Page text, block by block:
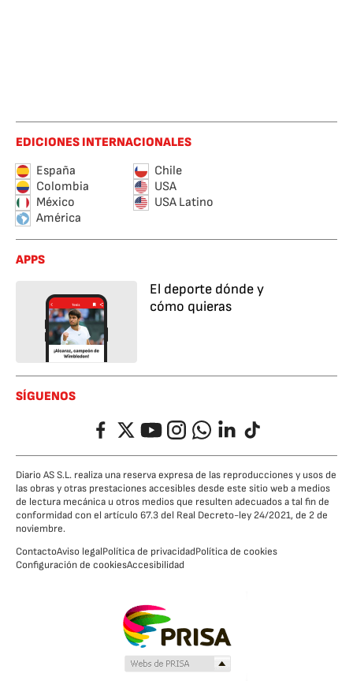
EDICIONES INTERNACIONALES
España
Chile
Colombia
USA
México
USA Latino
América
APPS
El deporte dónde y
cómo quieras
SÍGUENOS
FacebookTwitterYouTubeInstagramWhatsappLinkedIn
TikTok
Diario AS S.L. realiza una reserva expresa de las reproducciones y usos de
las obras y otras prestaciones accesibles desde este sitio web a medios
de lectura mecánica u otros medios que resulten adecuados a tal fin de
conformidad con el artículo 67.3 del Real Decreto-ley 24/2021, de 2 de
noviembre.
ContactoAviso legalPolítica de privacidadPolítica de cookies
Configuración de cookiesAccesibilidad